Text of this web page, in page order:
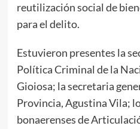
reutilización social de
para el delito.
Estuvieron presentes la
Política Criminal de la
Gioiosa; la secretaria
Provincia, Agustina Vila;
bonaerenses de